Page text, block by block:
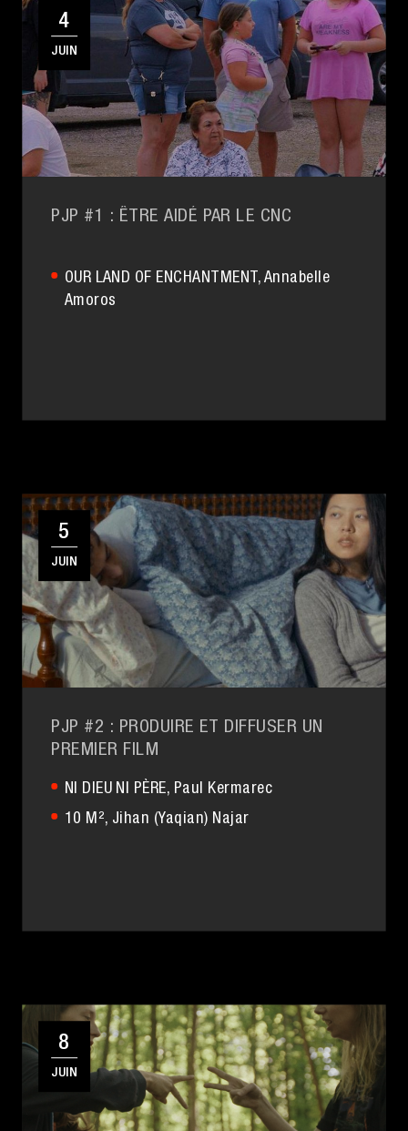
4
JUIN
PJP #1 : ÊTRE AIDÉ PAR LE CNC
OUR LAND OF ENCHANTMENT , Annabelle
Amoros
5
JUIN
PJP #2 : PRODUIRE ET DIFFUSER UN
PREMIER FILM
NI DIEU NI PÈRE, Paul Kermarec
10 M², Jihan (Yaqian) Najar
8
JUIN